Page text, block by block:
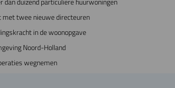
met twee nieuwe directeuren
in de woonopgave
Noord-Holland
wegnemen